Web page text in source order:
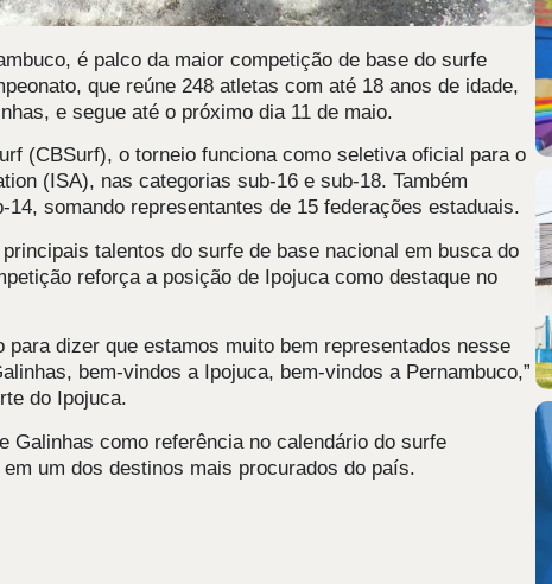
é palco da maior competição de base do surfe
que reúne 248 atletas com até 18 anos de idade,
e segue até o próximo dia 11 de maio.
(CBSurf), o torneio funciona como seletiva oficial para o
(ISA), nas categorias sub-16 e sub-18. Também
somando representantes de 15 federações estaduais.
talentos do surfe de base nacional em busca do
reforça a posição de Ipojuca como destaque no
dizer que estamos muito bem representados nesse
bem-vindos a Ipojuca, bem-vindos a Pernambuco,”
do Ipojuca.
Galinhas como referência no calendário do surfe
um dos destinos mais procurados do país.